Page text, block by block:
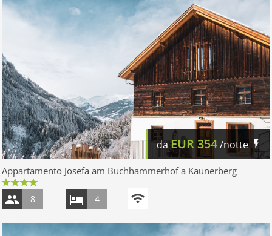
daEUR354/notte
Appartamento Josefa am Buchhammerhof a Kaunerberg
8 4